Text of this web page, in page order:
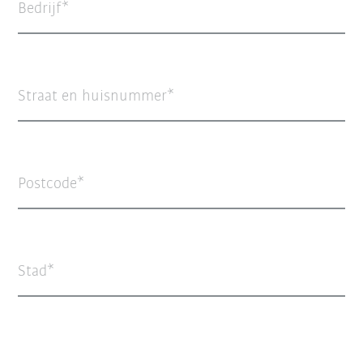
Bedrijf
Straat en huisnummer
Postcode
Stad